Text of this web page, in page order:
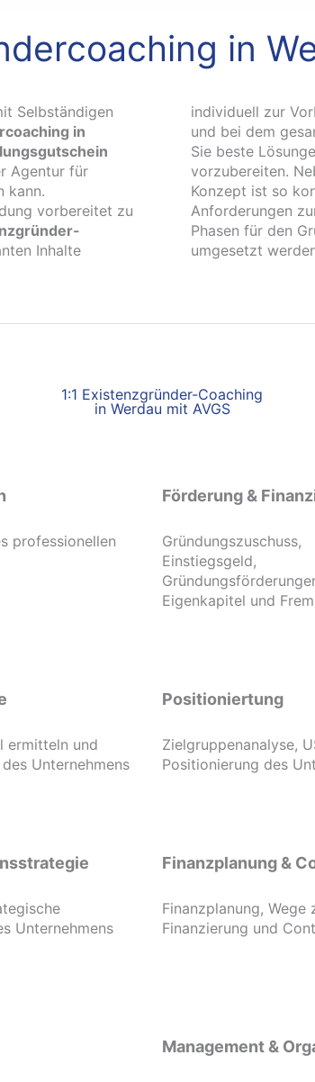
in
Selbständigen
in
Agentur für
kann.
vorbereitet zu
Inhalte
individuell zur
und bei dem
Sie beste
vorzubereiten.
Konzept ist so
Anforderungen
Phasen für den
umgesetzt
1:1 Existenzgründer-Coaching
in Werdau mit AVGS
professionellen
Förderung &
Gründungszuschuss,
Einstiegsgeld,
Eigenkapitel und
ermitteln und
Unternehmens
Positioniertung
Zielgruppenanalyse,
Positionierung des
Unternehmens
Finanzplanung &
Finanzplanung, Wege
Finanzierung und
Management &